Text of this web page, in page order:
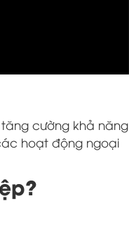
cường khả năng
hoạt động ngoại